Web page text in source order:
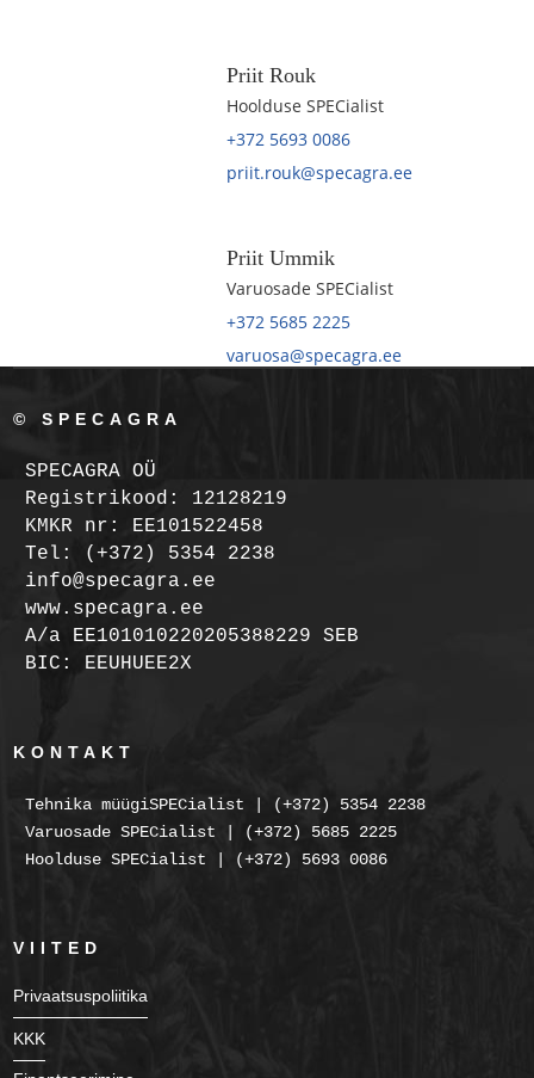
Priit Rouk
Hoolduse SPECialist
+372 5693 0086
priit.rouk@specagra.ee
Priit Ummik
Varuosade SPECialist
+372 5685 2225
varuosa@specagra.ee
© SPECAGRA
SPECAGRA OÜ
Registrikood: 12128219
KMKR nr: EE101522458
Tel: (+372) 5354 2238
info@specagra.ee
www.specagra.ee
A/a EE101010220205388229 SEB
BIC: EEUHUEE2X
KONTAKT
Tehnika müügiSPECialist | (+372) 5354 2238
Varuosade SPECialist | (+372) 5685 2225
Hoolduse SPECialist | (+372) 5693 0086
VIITED
Privaatsuspoliitika
KKK